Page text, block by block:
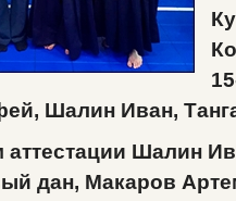
Шалин Иван,
аттестации Шалин
дан, Макаров